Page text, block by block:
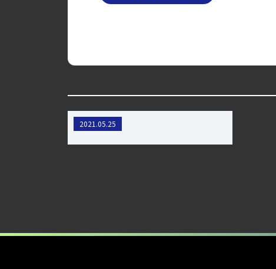
新しいAWS App Runnerサービスに
2021.05.25